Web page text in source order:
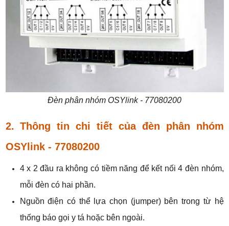
Đèn phân nhóm OSYlink - 77080200
2. Thông tin chi tiết của đèn phân nhóm
OSYlink - 77080200
4 x 2 đầu ra không có tiềm năng để kết nối 4 đèn nhóm,
mỗi đèn có hai phần.
Nguồn điện có thể lựa chọn (jumper) bên trong từ hệ
thống báo gọi y tá hoặc bên ngoài.